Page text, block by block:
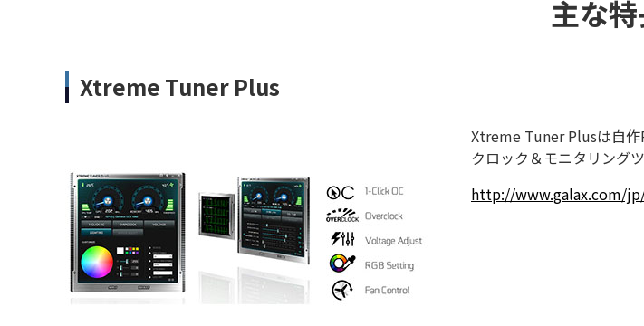
主な
Xtreme Tuner Plus
Xtreme Tuner Plusは自作
クロック＆モニタリングツ
http://www.galax.com/